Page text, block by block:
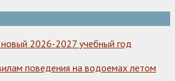
2026-2027 учебный год
поведения на водоемах летом